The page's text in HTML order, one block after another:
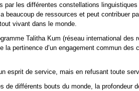
par les différentes constellations
beaucoup de ressources et peut contribuer
vivant dans le monde.
Talitha Kum (réseau international des
pertinence d’un engagement commun des
esprit de service, mais en refusant toute
différents bouts du monde, la profondeur